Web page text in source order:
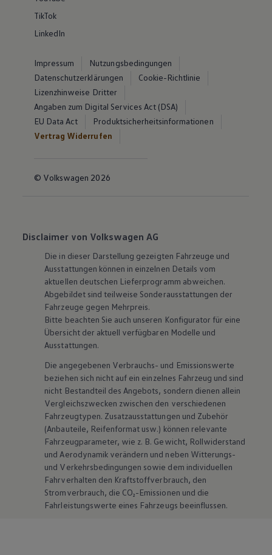
TikTok
LinkedIn
Impressum
Nutzungsbedingungen
Datenschutzerklärungen
Cookie-Richtlinie
Lizenzhinweise Dritter
Angaben zum Digital Services Act (DSA)
EU Data Act
Produktsicherheitsinformationen
Vertrag Widerrufen
© Volkswagen 2026
Disclaimer von Volkswagen AG
Die in dieser Darstellung gezeigten Fahrzeuge und
Ausstattungen können in einzelnen Details vom
aktuellen deutschen Lieferprogramm abweichen.
Abgebildet sind teilweise Sonderausstattungen der
Fahrzeuge gegen Mehrpreis.
Bitte beachten Sie auch unseren Konfigurator für eine
Übersicht der aktuell verfügbaren Modelle und
Ausstattungen.
Die angegebenen Verbrauchs- und Emissionswerte
beziehen sich nicht auf ein einzelnes Fahrzeug und sind
nicht Bestandteil des Angebots, sondern dienen allein
Vergleichszwecken zwischen den verschiedenen
Fahrzeugtypen. Zusatzausstattungen und Zubehör
(Anbauteile, Reifenformat usw.) können relevante
Fahrzeugparameter, wie z. B. Gewicht, Rollwiderstand
und Aerodynamik verändern und neben Witterungs-
und Verkehrsbedingungen sowie dem individuellen
Fahrverhalten den Kraftstoffverbrauch, den
Stromverbrauch, die CO₂-Emissionen und die
Fahrleistungswerte eines Fahrzeugs beeinflussen.